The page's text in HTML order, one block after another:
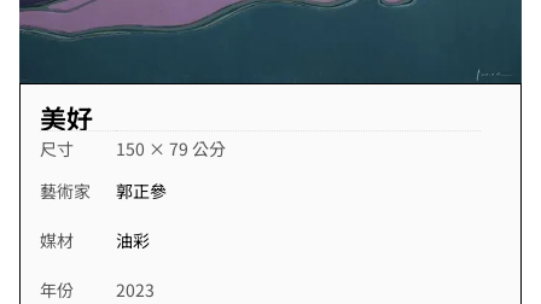
美好
尺寸
150 × 79 公分
藝術家
郭正參
媒材 油彩
年份 2023